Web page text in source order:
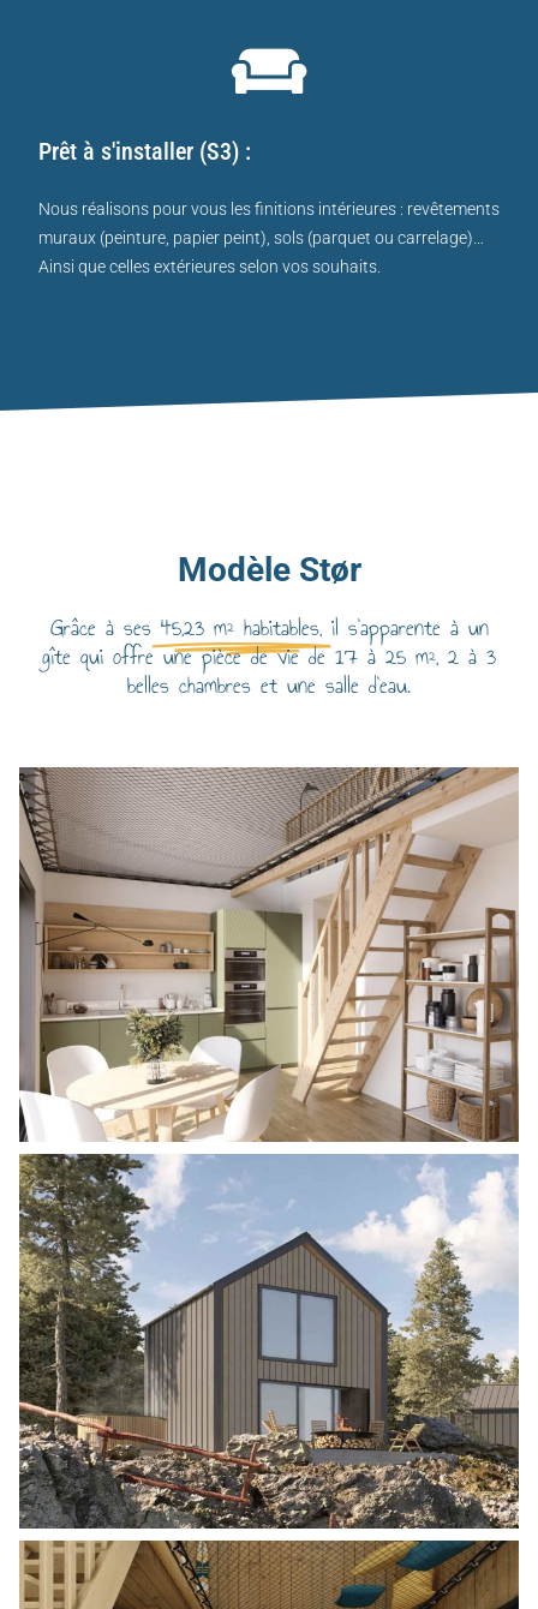
Prêt à s'installer (S3) :
Nous réalisons pour vous les finitions intérieures : revêtements
muraux (peinture, papier peint), sols (parquet ou carrelage)…
Ainsi que celles extérieures selon vos souhaits.
Modèle Stør
Grâce à ses 45,23 m² habitables, il s'apparente à un
gîte qui offre une pièce de vie de 17 à 25 m², 2 à 3
belles chambres et une salle d'eau.